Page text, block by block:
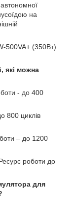
на
500VA+ (350Вт)
які можна
- до 400
800 циклів
– до 1200
роботи до
для